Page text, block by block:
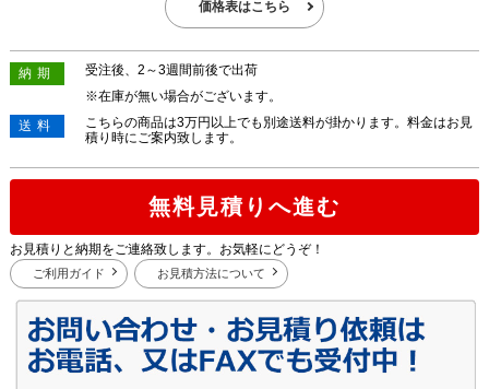
価格表はこちら
納期
受注後、2～3週間前後で出荷
※在庫が無い場合がございます。
送料
こちらの商品は3万円以上でも別途送料が掛かります。料金はお見
積り時にご案内致します。
無料見積りへ進む
お見積りと納期をご連絡致します。お気軽にどうぞ！
ご利用ガイド お見積方法について